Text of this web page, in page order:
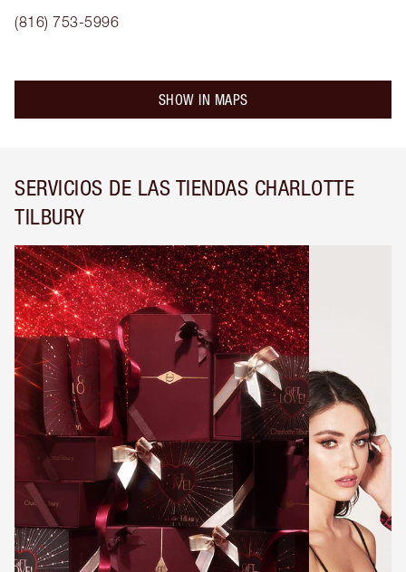
(816) 753-5996
SHOW IN MAPS
SERVICIOS DE LAS TIENDAS CHARLOTTE
TILBURY